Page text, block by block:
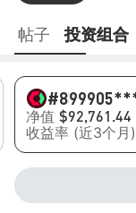
帖子 投资组合
#8
净值 $92,761.44
收益率 (近3个月)